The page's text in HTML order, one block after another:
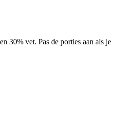
30% vet. Pas de porties aan als je